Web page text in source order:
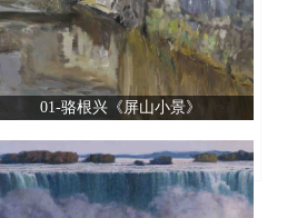
01-骆根兴《屏山小景》